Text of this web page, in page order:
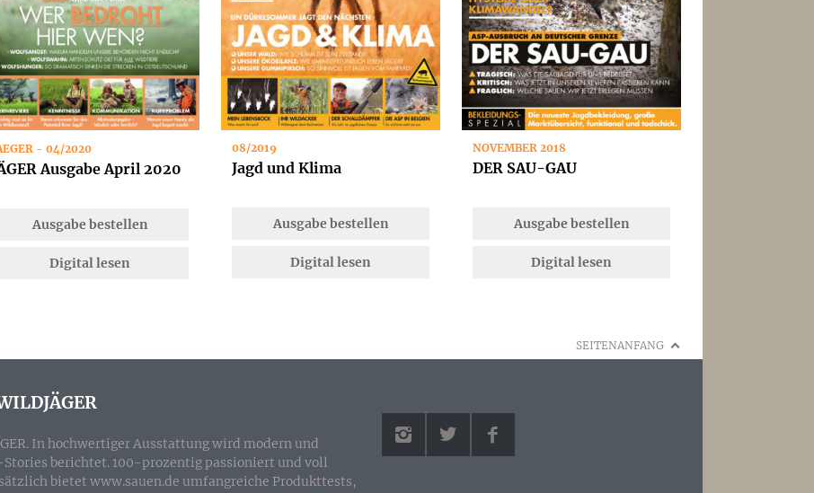
- 04/2020
Ausgabe April 2020
Ausgabe bestellen
Digital lesen
08/2019
Jagd und Klima
Ausgabe bestellen
Digital lesen
NOVEMBER 2018
DER SAU-GAU
Ausgabe bestellen
Digital lesen
SEITENANFANG
In hochwertiger Ausstattung wird modern und
berichtet. 100-prozentig passioniert und voll
bietet www.sauen.de umfangreiche Produkttests,